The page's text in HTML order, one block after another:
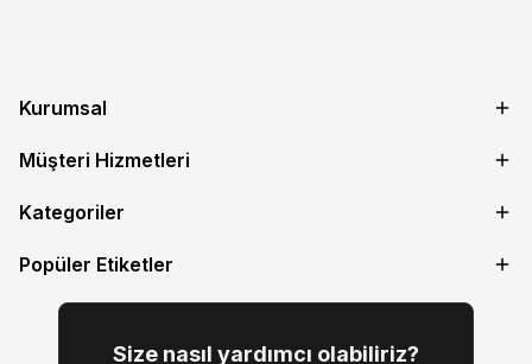
Kurumsal
Müşteri Hizmetleri
Kategoriler
Popüler Etiketler
Size nasıl yardımcı olabiliriz?